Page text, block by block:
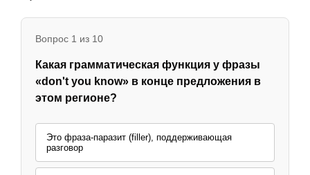
Вопрос 1 из 10
Какая грамматическая функция у фразы
«don't you know» в конце предложения в
этом регионе?
Это фраза-паразит (filler), поддерживающая
разговор